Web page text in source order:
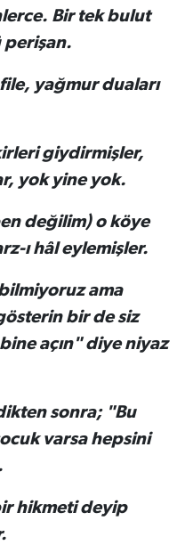
Bir tek bulut
perişan.
yağmur duaları
giydirmişler,
yok yine yok.
değilim) o köye
ı hâl eylemişler.
ama
bir de siz
açın" diye niyaz
sonra; "Bu
varsa hepsini
hikmeti deyip